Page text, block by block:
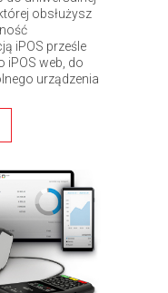
obsłużysz
iPOS prześle
iPOS web, do
urządzenia